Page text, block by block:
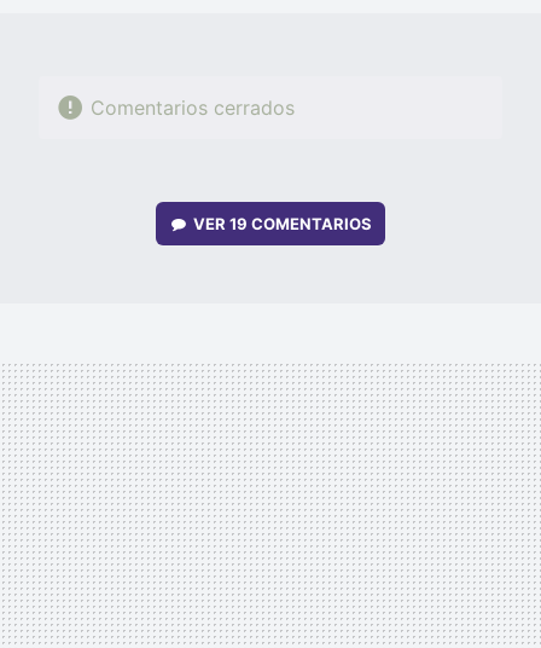
Comentarios cerrados
VER 19 COMENTARIOS